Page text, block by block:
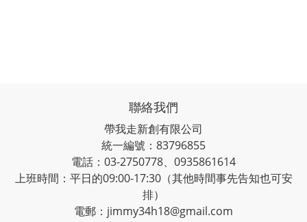
聯絡我們
帶我走新創有限公司
統一編號：83796855
電話：03-2750778、0935861614
上班時間：平日的09:00-17:30（其他時間事先告知也可安
排）
電郵：jimmy34h18@gmail.com